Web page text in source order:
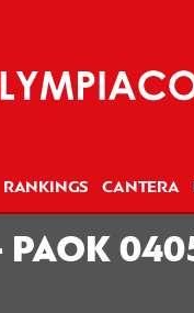
RANKINGS CANTERA
PAOK